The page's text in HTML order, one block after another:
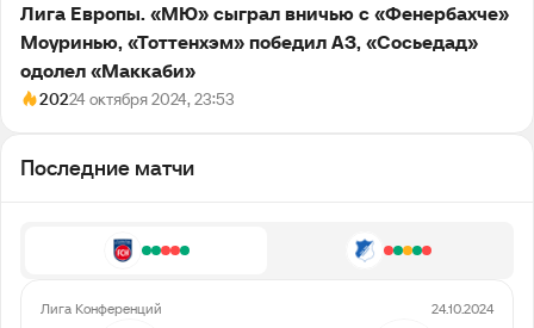
Лига Европы. «МЮ» сыграл вничью с «Фенербахче»
Моуринью, «Тоттенхэм» победил АЗ, «Сосьедад»
одолел «Маккаби»
20224 октября 2024, 23:53
Последние матчи
Лига Конференций 24.10.2024